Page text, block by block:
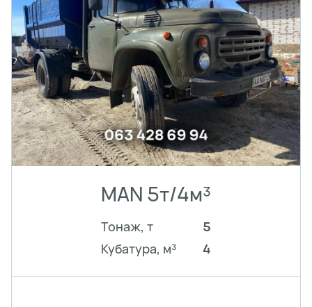
MAN 5т/4м³
Тонаж, т
5
Кубатура, м³
4